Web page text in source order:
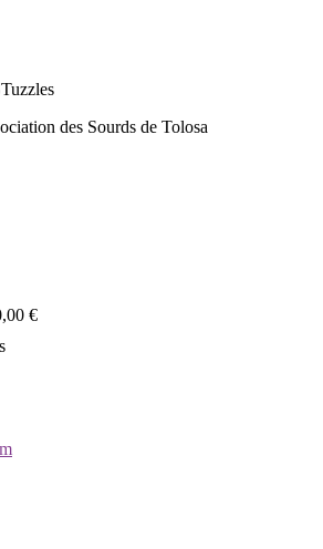
des Sourds de Tolosa
€